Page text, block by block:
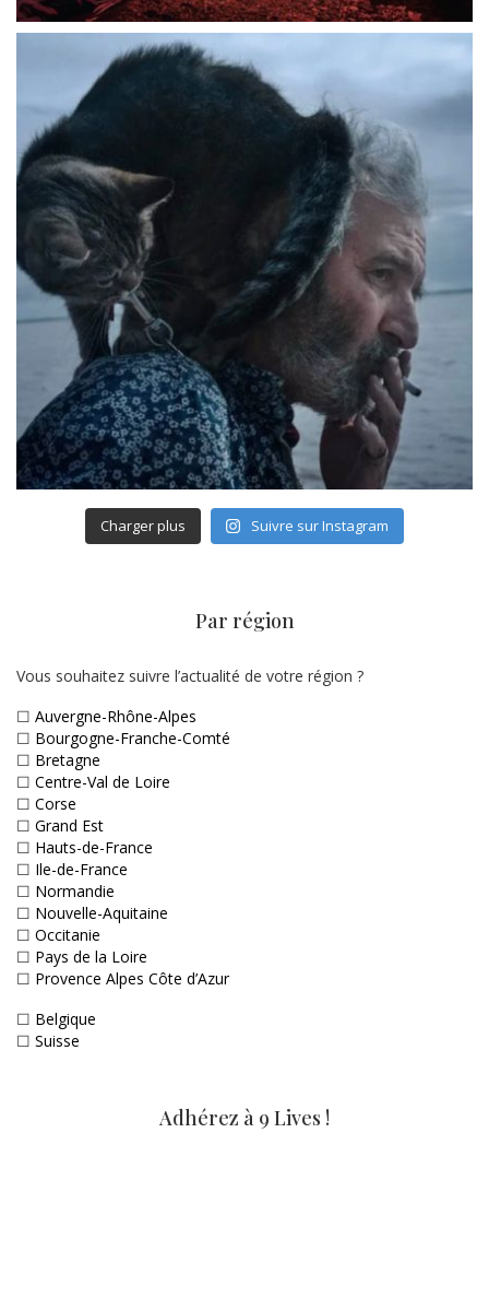
Charger plus Suivre sur Instagram
Par région
Vous souhaitez suivre l’actualité de votre région ?
☐ Auvergne-Rhône-Alpes
☐ Bourgogne-Franche-Comté
☐ Bretagne
☐ Centre-Val de Loire
☐ Corse
☐ Grand Est
☐ Hauts-de-France
☐ Ile-de-France
☐ Normandie
☐ Nouvelle-Aquitaine
☐ Occitanie
☐ Pays de la Loire
☐ Provence Alpes Côte d’Azur
☐ Belgique
☐ Suisse
Adhérez à 9 Lives !